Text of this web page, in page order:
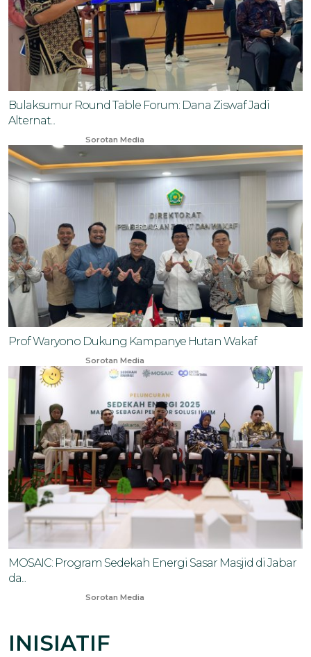
Bulaksumur Round Table Forum: Dana Ziswaf Jadi
Alternat...
Sorotan Media
Prof Waryono Dukung Kampanye Hutan Wakaf
Sorotan Media
MOSAIC: Program Sedekah Energi Sasar Masjid di Jabar
da...
Sorotan Media
INISIATIF